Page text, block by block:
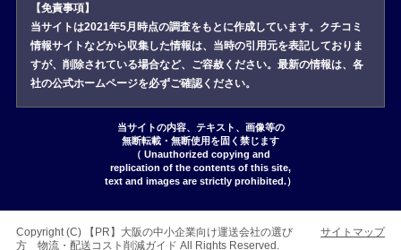
【免責事項】
当サイトは2021年5月時点の調査をもとに作成しています。クチコミ
情報サイトなどから収集した情報は、当時の引用元を表記しておりま
すが、削除されている場合など、ご容赦ください。最新の情報は、各
社の公式ホームページを必ずご確認ください。
当サイトの内容、テキスト、画像等の
無断転載・無断使用を固く禁じます
（ Unauthorized copying and
replication of the contents of this site,
text and images are strictly prohibited.）
サイトマップ
Copyright (C)
大阪の中小企業向け運送会社の選び
方 物流・配送コスト削減ガイド All Rights Reserved.